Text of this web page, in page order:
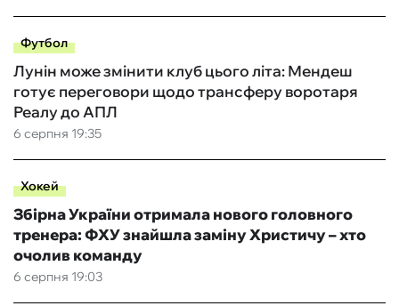
Футбол
6 серпня 19:35
Лунін може змінити клуб цього літа: Мендеш
готує переговори щодо трансферу воротаря
Реалу до АПЛ
Хокей
6 серпня 19:03
Збірна України отримала нового головного
тренера: ФХУ знайшла заміну Христичу – хто
очолив команду